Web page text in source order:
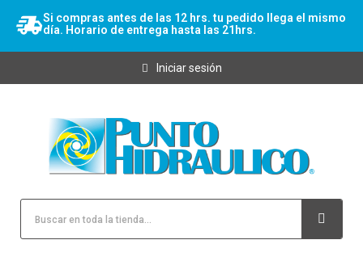
Si compras antes de las 12 hrs. tu pedido llega el mismo
día. Horario de entrega hasta las 21hrs.
Iniciar sesión